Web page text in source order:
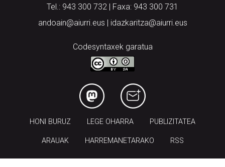
Tel.: 943 300 732 | Faxa: 943 300 731
andoain@aiurri.eus | idazkaritza@aiurri.eus
Codesyntaxek garatua
HONI BURUZ LEGE OHARRA PUBLIZITATEA
ARAUAK HARREMANETARAKO RSS